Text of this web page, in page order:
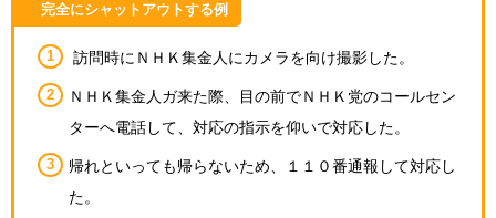
完全にシャットアウトする例
訪問時にＮＨＫ集金人にカメラを向け撮影した。
ＮＨＫ集金人ガ来た際、目の前でＮＨＫ党のコールセン
ターへ電話して、対応の指示を仰いで対応した。
帰れといっても帰らないため、１１０番通報して対応し
た。